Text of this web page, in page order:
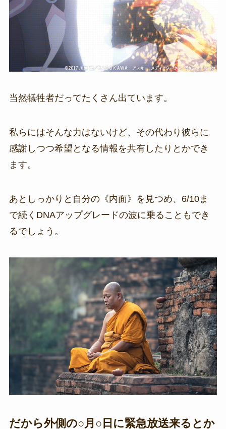
当然犠牲者だってたくさん出ています。
私らにはそんな力はないけど、その代わり彼らに
感謝しつつ希望となる情報を共有したりとかでき
ます。
あとしっかりと自分の《内面》を見つめ、6/10ま
で続くDNAアップグレードの波に乗ることもでき
るでしょう。
だから外側の○月○日に緊急放送来るとか